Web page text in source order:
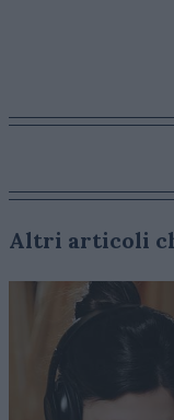
Altri articoli